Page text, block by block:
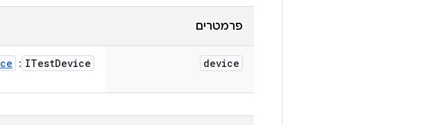
פרמטרים
device
ITestDevice
: